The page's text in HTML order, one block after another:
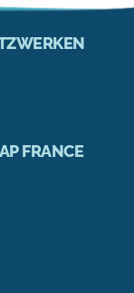
FRANCE